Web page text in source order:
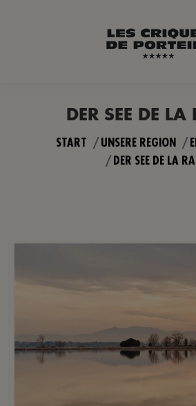
DER SEE DE
Sie befinden sich hier:
START UNSERE REGION
DER SEE DE LA